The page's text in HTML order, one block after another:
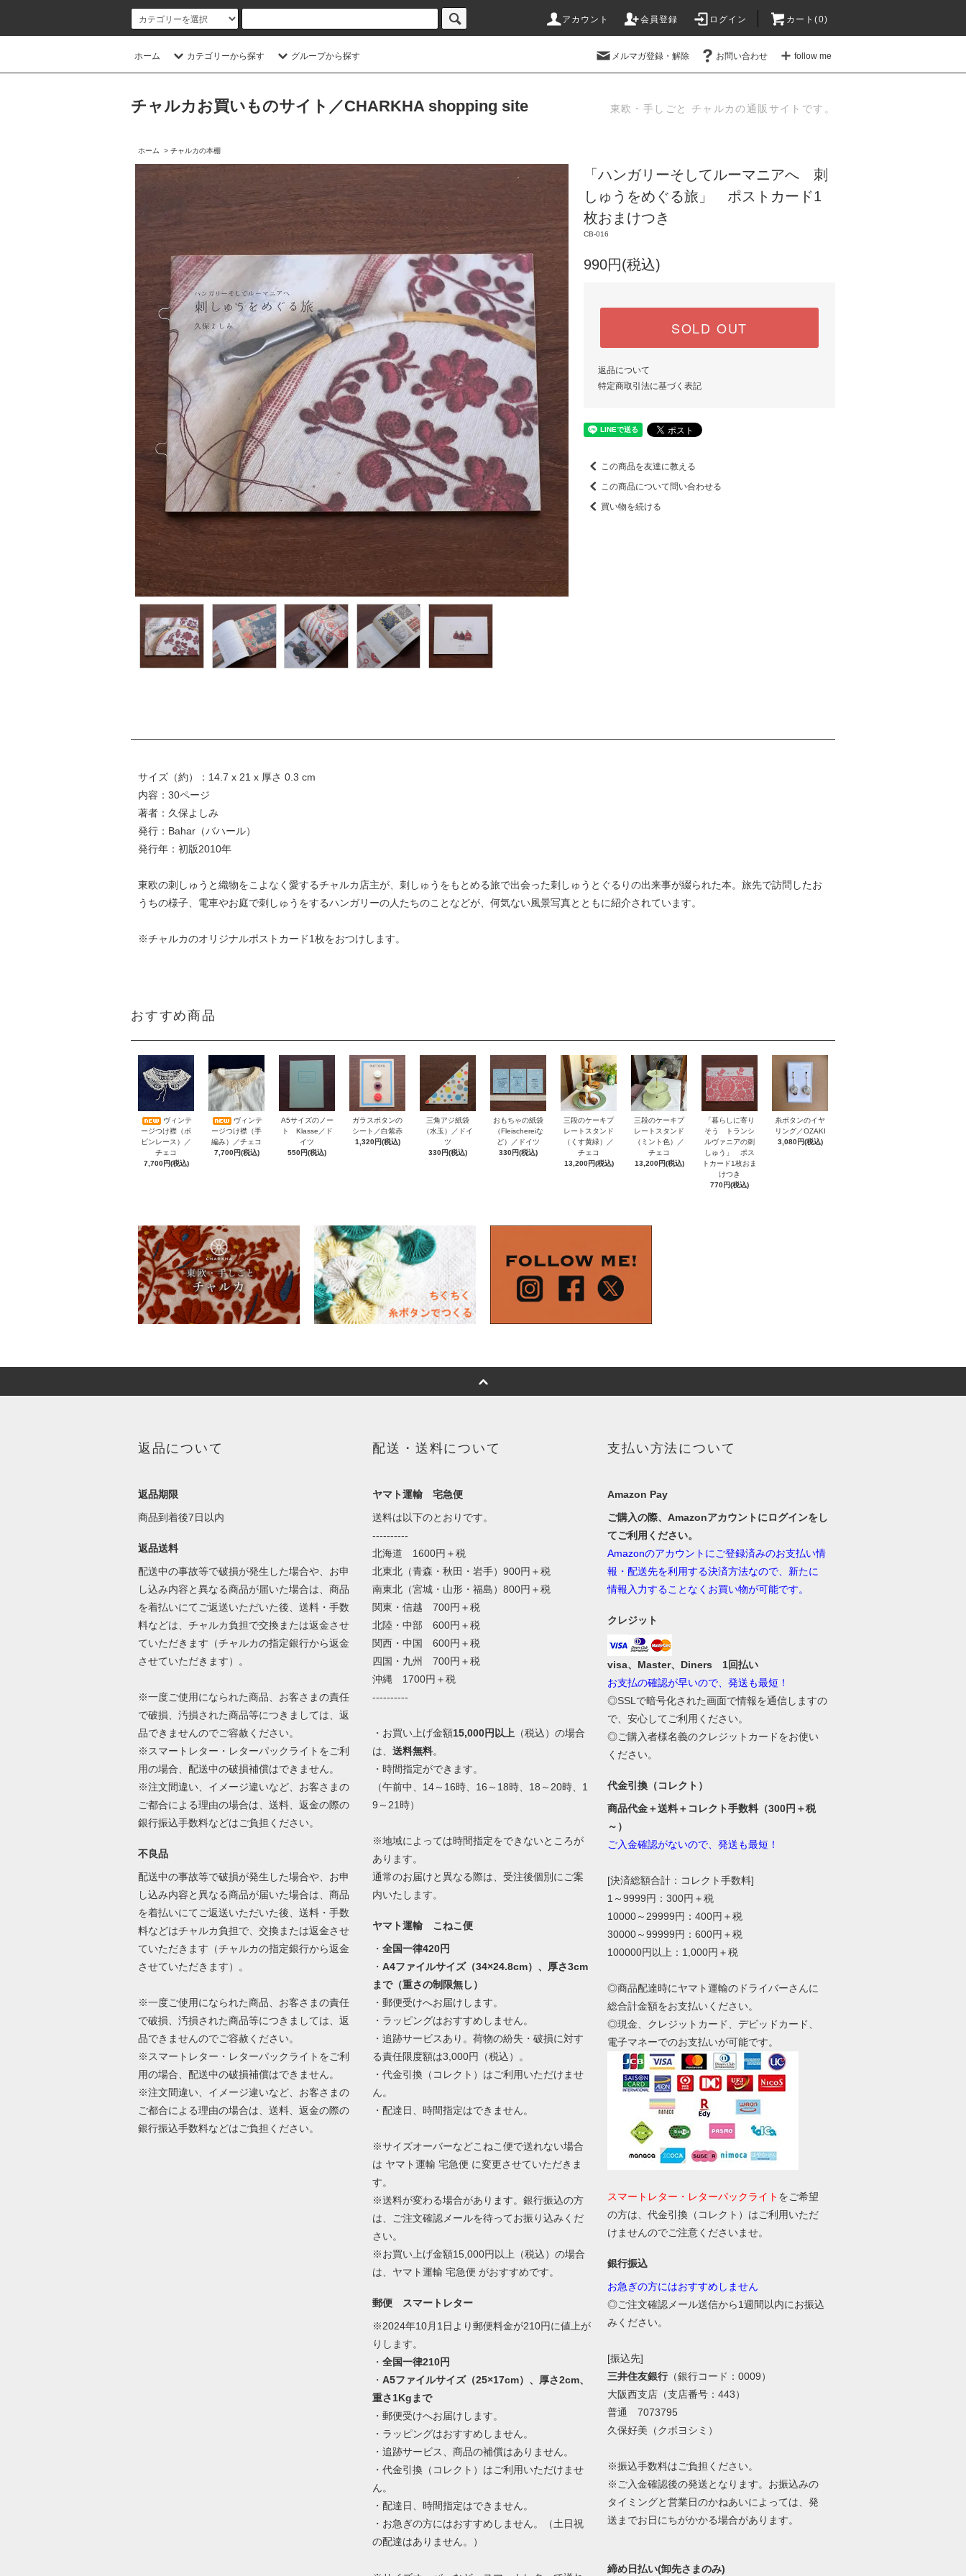
アカウント 会員登録 ログイン カート(0)
ホーム カテゴリーから探す グループから探す メルマガ登録・解除 お問い合わせ follow me
チャルカお買いものサイト／CHARKHA shopping site 東欧・手しごと チャルカの通販サイトです。
ホーム > チャルカの本棚
「ハンガリーそしてルーマニアへ 刺
しゅうをめぐる旅」 ポストカード1
枚おまけつき
CB-016
990円(税込)
SOLD OUT
返品について
特定商取引法に基づく表記
この商品を友達に教える
この商品について問い合わせる
買い物を続ける
サイズ（約）：14.7 x 21 x 厚さ 0.3 cm
内容：30ページ
著者：久保よしみ
発行：Bahar（バハール）
発行年：初版2010年
東欧の刺しゅうと織物をこよなく愛するチャルカ店主が、刺しゅうをもとめる旅で出会った刺しゅうとぐるりの出来事が綴られた本。旅先で訪問したお
うちの様子、電車やお庭で刺しゅうをするハンガリーの人たちのことなどが、何気ない風景写真とともに紹介されています。
※チャルカのオリジナルポストカード1枚をおつけします。
おすすめ商品
ヴィンテ
ージつけ襟（ボ
ビンレース）／
チェコ
7,700円(税込)
ヴィンテ
ージつけ襟（手
編み）／チェコ
7,700円(税込)
A5サイズのノー
ト Klasse／ド
イツ
550円(税込)
ガラスボタンの
シート／白紫赤
1,320円(税込)
三角アジ紙袋
（水玉）／ドイ
ツ
330円(税込)
おもちゃの紙袋
（Fleischereiな
ど）／ドイツ
330円(税込)
三段のケーキプ
レートスタンド
（くす黄緑）／
チェコ
13,200円(税込)
三段のケーキプ
レートスタンド
（ミント色）／
チェコ
13,200円(税込)
「暮らしに寄り
そう トランシ
ルヴァニアの刺
しゅう」 ポス
トカード1枚おま
けつき
770円(税込)
糸ボタンのイヤ
リング／OZAKI
3,080円(税込)
返品について
返品期限
商品到着後7日以内
返品送料
配送中の事故等で破損が発生した場合や、お申
し込み内容と異なる商品が届いた場合は、商品
を着払いにてご返送いただいた後、送料・手数
料などは、チャルカ負担で交換または返金させ
ていただきます（チャルカの指定銀行から返金
させていただきます）。
※一度ご使用になられた商品、お客さまの責任
で破損、汚損された商品等につきましては、返
品できませんのでご容赦ください。
※スマートレター・レターパックライトをご利
用の場合、配送中の破損補償はできません。
※注文間違い、イメージ違いなど、お客さまの
ご都合による理由の場合は、送料、返金の際の
銀行振込手数料などはご負担ください。
不良品
配送中の事故等で破損が発生した場合や、お申
し込み内容と異なる商品が届いた場合は、商品
を着払いにてご返送いただいた後、送料・手数
料などはチャルカ負担で、交換または返金させ
ていただきます（チャルカの指定銀行から返金
させていただきます）。
※一度ご使用になられた商品、お客さまの責任
で破損、汚損された商品等につきましては、返
品できませんのでご容赦ください。
※スマートレター・レターパックライトをご利
用の場合、配送中の破損補償はできません。
※注文間違い、イメージ違いなど、お客さまの
ご都合による理由の場合は、送料、返金の際の
銀行振込手数料などはご負担ください。
配送・送料について
ヤマト運輸 宅急便
送料は以下のとおりです。
----------
北海道 1600円＋税
北東北（青森・秋田・岩手）900円＋税
南東北（宮城・山形・福島）800円＋税
関東・信越 700円＋税
北陸・中部 600円＋税
関西・中国 600円＋税
四国・九州 700円＋税
沖縄 1700円＋税
----------
・お買い上げ金額15,000円以上 （税込）の場合
は、送料無料。
・時間指定ができます。
（午前中、14～16時、16～18時、18～20時、1
9～21時）
※地域によっては時間指定をできないところが
あります。
通常のお届けと異なる際は、受注後個別にご案
内いたします。
ヤマト運輸 こねこ便
・全国一律420円
・A4ファイルサイズ（34×24.8cm）、厚さ3cm
まで（重さの制限無し）
・郵便受けへお届けします。
・ラッピングはおすすめしません。
・追跡サービスあり。荷物の紛失・破損に対す
る責任限度額は3,000円（税込）。
・代金引換（コレクト）はご利用いただけませ
ん。
・配達日、時間指定はできません。
※サイズオーバーなどこねこ便で送れない場合
は ヤマト運輸 宅急便 に変更させていただきま
す。
※送料が変わる場合があります。銀行振込の方
は、ご注文確認メールを待ってお振り込みくだ
さい。
※お買い上げ金額15,000円以上（税込）の場合
は、ヤマト運輸 宅急便 がおすすめです。
郵便 スマートレター
※2024年10月1日より郵便料金が210円に値上が
りします。
・全国一律210円
・A5ファイルサイズ（25×17cm）、厚さ2cm、
重さ1Kgまで
・郵便受けへお届けします。
・ラッピングはおすすめしません。
・追跡サービス、商品の補償はありません。
・代金引換（コレクト）はご利用いただけませ
ん。
・配達日、時間指定はできません。
・お急ぎの方にはおすすめしません。（土日祝
の配達はありません。）
支払い方法について
Amazon Pay
ご購入の際、Amazonアカウントにログインをし
てご利用ください。
Amazonのアカウントにご登録済みのお支払い情
報・配送先を利用する決済方法なので、新たに
情報入力することなくお買い物が可能です。
クレジット
visa、Master、Diners 1回払い
お支払の確認が早いので、発送も最短！
◎SSLで暗号化された画面で情報を通信しますの
で、安心してご利用ください。
◎ご購入者様名義のクレジットカードをお使い
ください。
代金引換（コレクト）
商品代金＋送料＋コレクト手数料（300円＋税
～）
ご入金確認がないので、発送も最短！
[決済総額合計：コレクト手数料]
1～9999円：300円＋税
10000～29999円：400円＋税
30000～99999円：600円＋税
100000円以上：1,000円＋税
◎商品配達時にヤマト運輸のドライバーさんに
総合計金額をお支払いください。
◎現金、クレジットカード、デビッドカード、
電子マネーでのお支払いが可能です。
スマートレター・レターパックライト をご希望
の方は、代金引換（コレクト）はご利用いただ
けませんのでご注意くださいませ。
銀行振込
お急ぎの方にはおすすめしません
◎ご注文確認メール送信から1週間以内にお振込
みください。
[振込先]
三井住友銀行（銀行コード：0009）
大阪西支店（支店番号：443）
普通 7073795
久保好美（クボヨシミ）
※振込手数料はご負担ください。
※ご入金確認後の発送となります。お振込みの
タイミングと営業日のかねあいによっては、発
送までお日にちがかかる場合があります。
締め日払い(卸先さまのみ)